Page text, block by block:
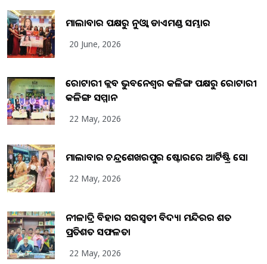
ମାଲାବାର ପକ୍ଷରୁ ନୁଓ୍ବା ଡାଏମଣ୍ଡ ସମ୍ଭାର
20 June, 2026
ରୋଟାରୀ କ୍ଲବ ଭୁବନେଶ୍ୱର କଳିଙ୍ଗ ପକ୍ଷରୁ ରୋଟାରୀ
କଳିଙ୍ଗ ସମ୍ମାନ
22 May, 2026
ମାଲାବାର ଚନ୍ଦ୍ରଶେଖରପୁର ଷ୍ଟୋରରେ ଆର୍ଟିଷ୍ଟ୍ରି ସୋ
22 May, 2026
ନୀଳାଦ୍ରି ବିହାର ସରସ୍ୱତୀ ବିଦ୍ୟା ମନ୍ଦିରର ଶତ
ପ୍ରତିଶତ ସଫଳତା
22 May, 2026